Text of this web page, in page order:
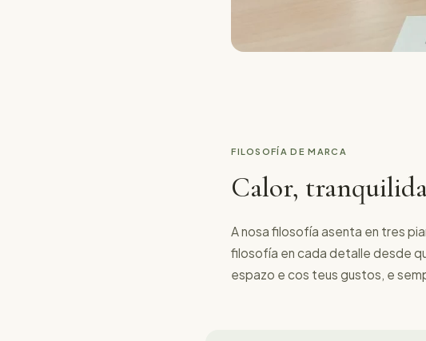
FILOSOFÍA DE MARCA
Calor,
A nosa filosofía asenta en tres
filosofía en cada detalle desde
espazo e cos teus gustos, e